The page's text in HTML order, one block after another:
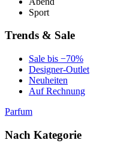
Sport
Trends & Sale
Sale bis −70%
Designer-Outlet
Neuheiten
Auf Rechnung
Parfum
Nach Kategorie